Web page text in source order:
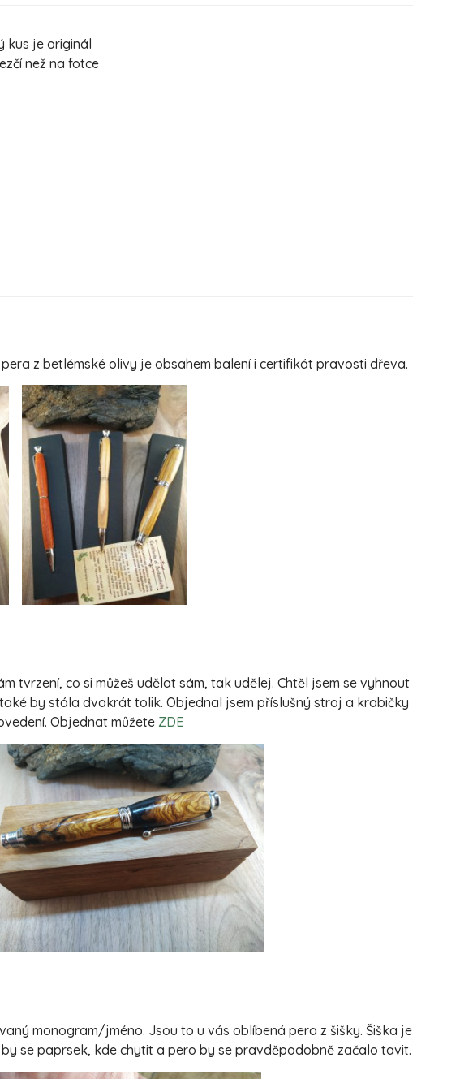
kus je originál
než na fotce
z betlémské olivy je obsahem balení i certifikát pravosti dřeva.
tvrzení, co si můžeš udělat sám, tak udělej. Chtěl jsem se vyhnout
by stála dvakrát tolik. Objednal jsem příslušný stroj a krabičky
Objednat můžete ZDE
monogram/jméno. Jsou to u vás oblíbená pera z šišky. Šiška je
se paprsek, kde chytit a pero by se pravděpodobně začalo tavit.